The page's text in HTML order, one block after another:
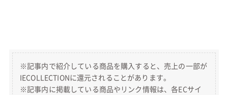
※記事内で紹介している商品を購入すると、売上の一部が
IECOLLECTIONに還元されることがあります。
※記事内に掲載している商品やリンク情報は、各ECサイ